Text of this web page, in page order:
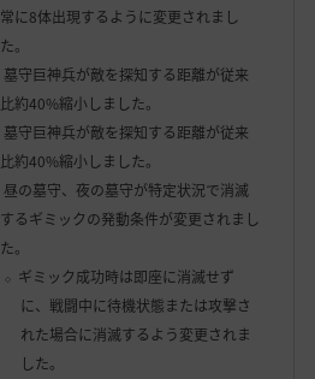
常に8体出現するように変更されまし
た。
墓守巨神兵が敵を探知する距離が従来
比約40%縮小しました。
墓守巨神兵が敵を探知する距離が従来
比約40%縮小しました。
昼の墓守、夜の墓守が特定状況で消滅
するギミックの発動条件が変更されまし
た。
ギミック成功時は即座に消滅せず
に、戦闘中に待機状態または攻撃さ
れた場合に消滅するよう変更されま
した。